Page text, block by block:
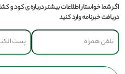
اگر شما خواستار اطلاعات بیشتر درباره ی کود و
دریافت خبرنامه وارد کنید